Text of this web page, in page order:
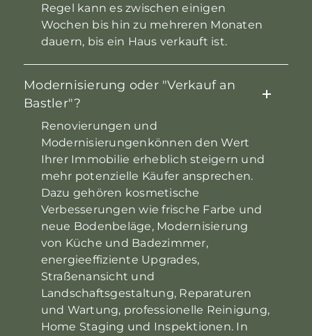
Regel kann es zwischen einigen
Wochen bis hin zu mehreren Monaten
dauern, bis ein Haus verkauft ist.
Modernisierung oder "Verkauf an
Bastler"?
Renovierungen und
Modernisierungenkönnen den Wert
Ihrer Immobilie erheblich steigern und
mehr potenzielle Käufer ansprechen.
Dazu gehören kosmetische
Verbesserungen wie frische Farbe und
neue Bodenbeläge, Modernisierung
von Küche und Badezimmer,
energieeffiziente Upgrades,
Straßenansicht und
Landschaftsgestaltung, Reparaturen
und Wartung, professionelle Reinigung,
Home Staging und Inspektionen. In